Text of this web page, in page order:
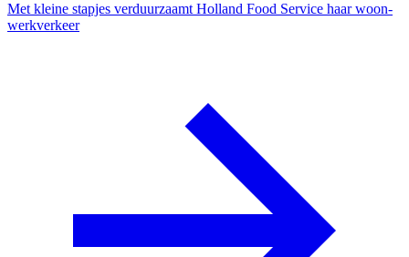
Met kleine stapjes verduurzaamt Holland Food Service haar woon-
werkverkeer